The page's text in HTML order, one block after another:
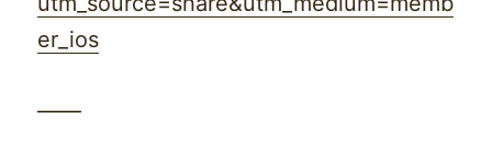
er_ios
——